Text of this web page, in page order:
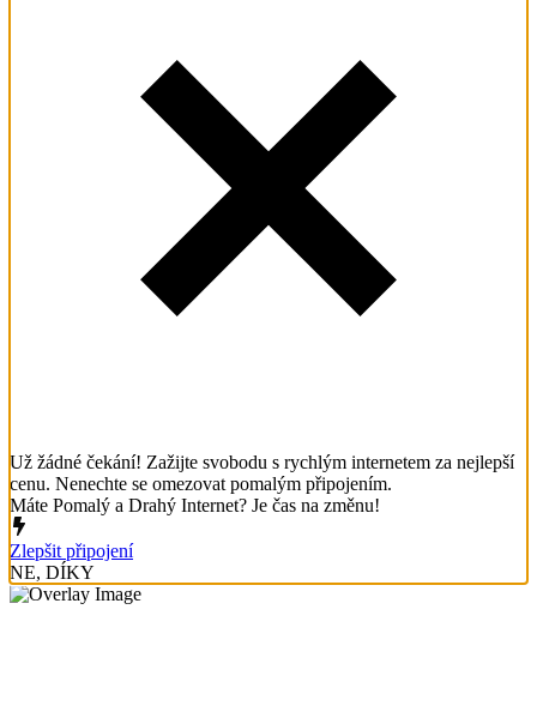
Už žádné čekání! Zažijte svobodu s rychlým internetem za nejlepší
cenu. Nenechte se omezovat pomalým připojením.
Máte Pomalý a Drahý Internet? Je čas na změnu!
Zlepšit připojení
NE, DÍKY